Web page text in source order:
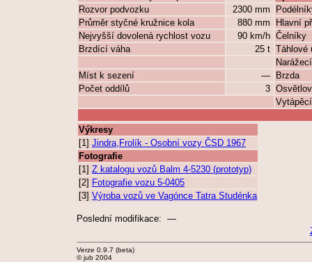
Rozvor podvozku
2300 mm
Průměr styčné kružnice kola
880 mm
Hlavní
Nejvyšší dovolená rychlost vozu
90 km/h Čelníky
Brzdící váha
25 t Táhlové
Míst k sezení
—
Brzda
Počet oddílů
3
Výkresy
[1] Jindra,Frolík - Osobní vozy ČSD 1967
Fotografie
[1] Z katalogu vozů Balm 4-5230 (prototyp)
[2] Fotografie vozu 5-0405
[3] Výroba vozů ve Vagónce Tatra Studénka
Poslední modifikace: —
Verze 0.9.7 (beta)
© jub 2004